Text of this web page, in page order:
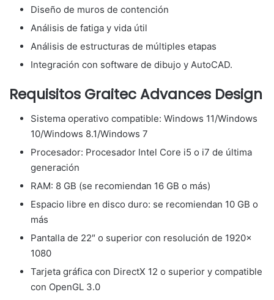
Diseño de muros de contención
Análisis de fatiga y vida útil
Análisis de estructuras de múltiples etapas
Integración con software de dibujo y AutoCAD.
Requisitos Graitec Advances Design
Sistema operativo compatible: Windows 11/Windows
10/Windows 8.1/Windows 7
Procesador: Procesador Intel Core i5 o i7 de última
generación
RAM: 8 GB (se recomiendan 16 GB o más)
Espacio libre en disco duro: se recomiendan 10 GB o
más
Pantalla de 22″ o superior con resolución de 1920x
1080
Tarjeta gráfica con DirectX 12 o superior y compatible
con OpenGL 3.0